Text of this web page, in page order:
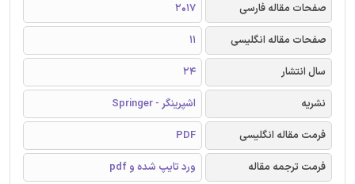
صفحات مقاله فارسی
2017
صفحات مقاله انگلیسی
11
سال انتشار
24
نشریه
اشپرینگر - Springer
فرمت مقاله انگلیسی
PDF
فرمت ترجمه مقاله
ورد تایپ شده و pdf